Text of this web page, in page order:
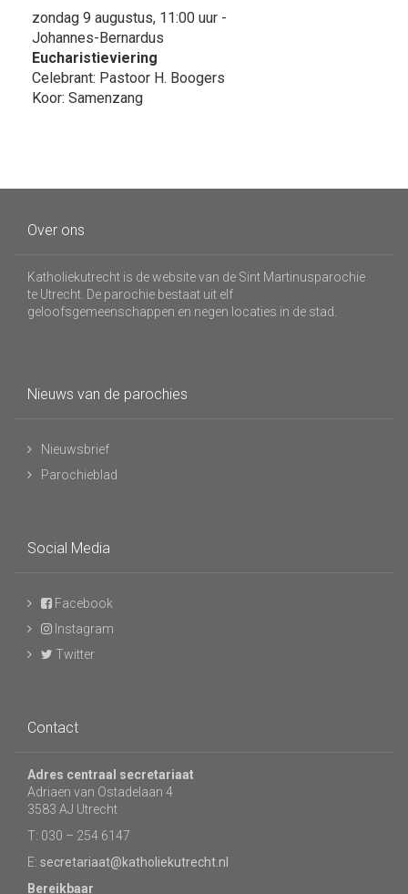
zondag 9 augustus, 11:00 uur -
Johannes-Bernardus
Eucharistieviering
Celebrant: Pastoor H. Boogers
Koor: Samenzang
Over ons
Katholiekutrecht is de website van de Sint Martinusparochie
te Utrecht. De parochie bestaat uit elf
geloofsgemeenschappen en negen locaties in de stad.
Nieuws van de parochies
Nieuwsbrief
Parochieblad
Social Media
Facebook
Instagram
Twitter
Contact
Adres centraal secretariaat
Adriaen van Ostadelaan 4
3583 AJ Utrecht
T: 030 – 254 6147
E: secretariaat@katholiekutrecht.nl
Bereikbaar